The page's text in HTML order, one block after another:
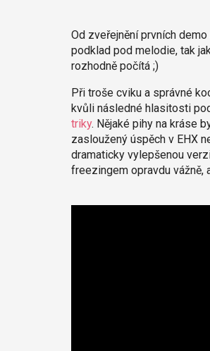
Od zveřejnění prvních
podklad pod melodie, tak
rozhodně počítá ;)
Při troše cviku a správné
kvůli následné hlasitosti
triky. Nějaké pihy na kráse
zasloužený úspěch v EHX
dramaticky vylepšenou
freezingem opravdu